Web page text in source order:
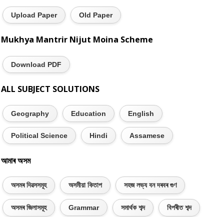
Upload Paper Old Paper
Mukhya Mantrir Nijut Moina Scheme
Download PDF
ALL SUBJECT SOLUTIONS
Geography Education English
Political Science Hindi Assamese
আমাৰ অসম
অসমৰ দিৱসসমূহ অসমীয়া কিতাপ সহজ লভ্য বন দৰবৰ গুণ
অসমৰ জিলাসমূহ Grammar সমাৰ্থক শব্দ বিপৰীত শব্দ